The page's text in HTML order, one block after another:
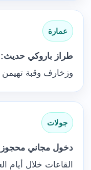
عمارة
طراز باروكي حديث:
وزخارف وقبة
جولات
دخول مجاني
القاعات خلال أيام